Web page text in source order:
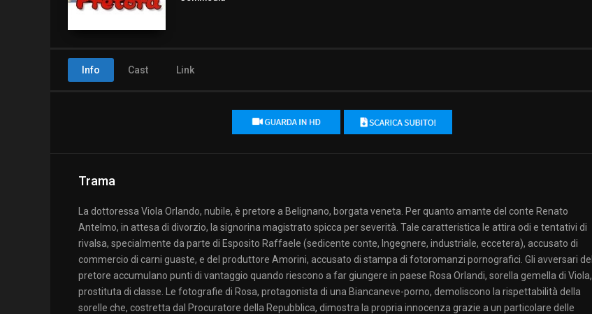
Info Cast Link
Trama
La dottoressa Viola Orlando, nubile, è pretore a Belignano, borgata veneta. Per quanto amante del conte Renato
Antelmo, in attesa di divorzio, la signorina magistrato spicca per severità. Tale caratteristica le attira odi e tentativi di
rivalsa, specialmente da parte di Esposito Raffaele (sedicente conte, Ingegnere, industriale, eccetera), accusato di
commercio di carni guaste, e del produttore Amorini, accusato di stampa di fotoromanzi pornografici. Gli avversari del
pretore accumulano punti di vantaggio quando riescono a far giungere in paese Rosa Orlandi, sorella gemella di Viola,
prostituta di classe. Le fotografie di Rosa, protagonista di una Biancaneve-porno, demoliscono la rispettabilità della
sorelle che, costretta dal Procuratore della Repubblica, dimostra la propria innocenza grazie a un particolare delle